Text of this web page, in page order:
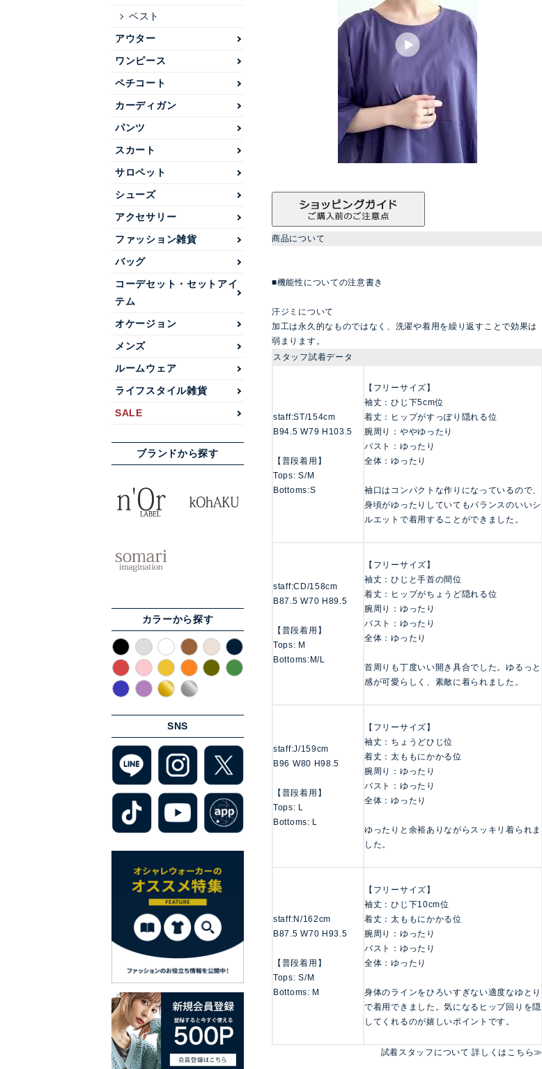
ベスト
アウター
ワンピース
ペチコート
カーディガン
パンツ
スカート
サロペット
シューズ
アクセサリー
ファッション雑貨
バッグ
コーデセット・セットアイ
テム
オケージョン
メンズ
ルームウェア
ライフスタイル雑貨
SALE
ブランドから探す
カラーから探す
SNS
商品について
■機能性についての注意書き
汗ジミについて
加工は永久的なものではなく、洗濯や着用を繰り返すことで効果は
弱まります。
スタッフ試着データ
staff:ST/154cm
B94.5 W79 H103.5
【普段着用】
Tops: S/M
Bottoms:S
【フリーサイズ】
袖丈：ひじ下5cm位
着丈：ヒップがすっぽり隠れる位
腕周り：ややゆったり
バスト：ゆったり
全体：ゆったり
袖口はコンパクトな作りになっているので、
身頃がゆったりしていてもバランスのいいシ
ルエットで着用することができました。
staff:CD/158cm
B87.5 W70 H89.5
【普段着用】
Tops: M
Bottoms:M/L
【フリーサイズ】
袖丈：ひじと手首の間位
着丈：ヒップがちょうど隠れる位
腕周り：ゆったり
バスト：ゆったり
全体：ゆったり
首周りも丁度いい開き具合でした。ゆるっと
感が可愛らしく、素敵に着られました。
staff:J/159cm
B96 W80 H98.5
【普段着用】
Tops: L
Bottoms: L
【フリーサイズ】
袖丈：ちょうどひじ位
着丈：太ももにかかる位
腕周り：ゆったり
バスト：ゆったり
全体：ゆったり
ゆったりと余裕ありながらスッキリ着られま
した。
staff:N/162cm
B87.5 W70 H93.5
【普段着用】
Tops: S/M
Bottoms: M
【フリーサイズ】
袖丈：ひじ下10cm位
着丈：太ももにかかる位
腕周り：ゆったり
バスト：ゆったり
全体：ゆったり
身体のラインをひろいすぎない適度なゆとり
で着用できました。気になるヒップ回りを隠
してくれるのが嬉しいポイントです。
試着スタッフについて 詳しくはこちら≫